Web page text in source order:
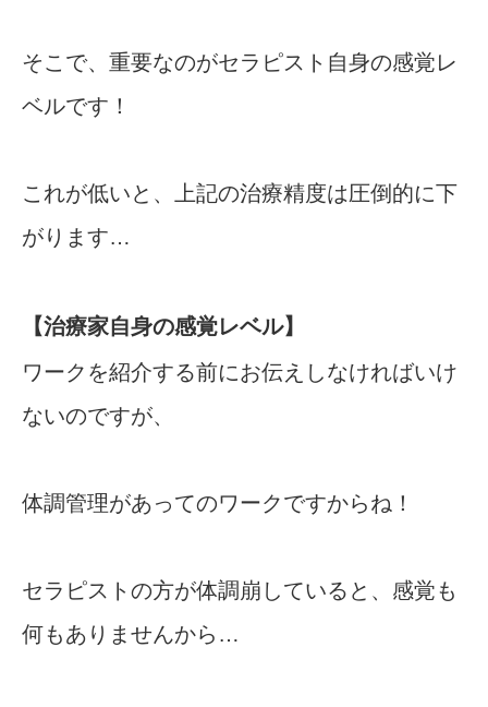
そこで、重要なのがセラピスト自身の感覚レ
ベルです！
これが低いと、上記の治療精度は圧倒的に下
がります…
【治療家自身の感覚レベル】
ワークを紹介する前にお伝えしなければいけ
ないのですが、
体調管理があってのワークですからね！
セラピストの方が体調崩していると、感覚も
何もありませんから…